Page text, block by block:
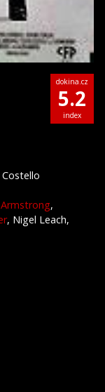
dokina.cz
5.2
index
Costello
,
, Nigel Leach,